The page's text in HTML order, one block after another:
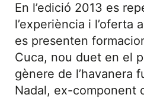
En l’edició 2013 es
l’experiència i l’oferta
es presenten
Cuca, nou duet en el
gènere de l’havanera
Nadal, ex-component